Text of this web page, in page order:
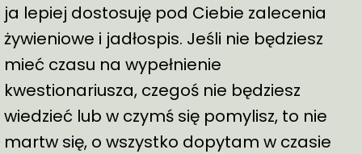
ja lepiej dostosuję pod Ciebie zalecenia
żywieniowe i jadłospis. Jeśli nie będziesz
mieć czasu na wypełnienie
kwestionariusza, czegoś nie będziesz
wiedzieć lub w czymś się pomylisz, to nie
martw się, o wszystko dopytam w czasie